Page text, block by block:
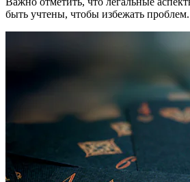
быть учтены, чтобы избежать проблем.